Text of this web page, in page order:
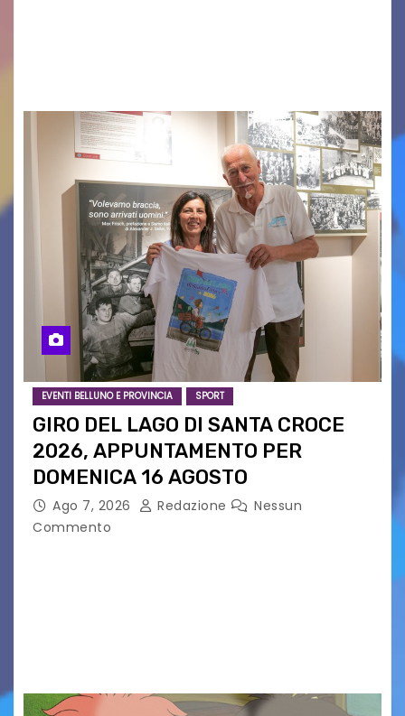
EVENTI BELLUNO E PROVINCIA SPORT
GIRO DEL LAGO DI SANTA CROCE
2026, APPUNTAMENTO PER
DOMENICA 16 AGOSTO
Ago 7, 2026 Redazione
Nessun
Commento